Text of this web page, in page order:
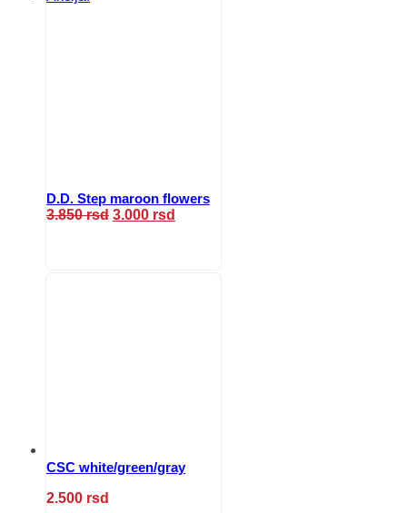
D.D. Step maroon flowers
3.850rsd Originalna
3.000 rsdTrenutna
CSC white/green/gray
2.500 rsd